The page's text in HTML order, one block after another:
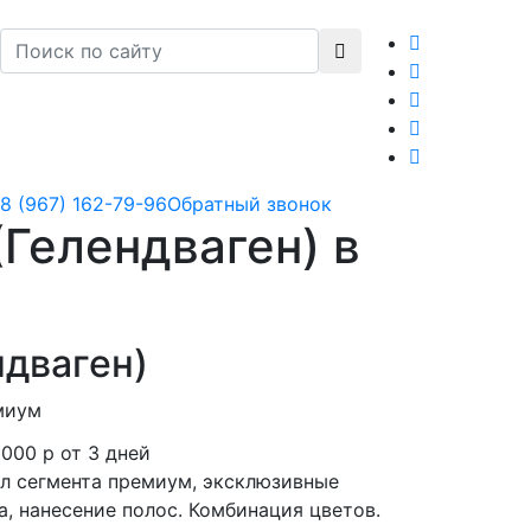
8 (967) 162-79-96Обратный звонок
в
р от 3 дней
сегмента премиум, эксклюзивные
нанесение полос. Комбинация цветов.